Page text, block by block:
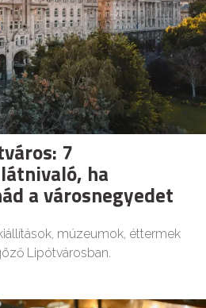
7
ha
a városnegyedet
múzeumok, éttermek
Lipótvárosban.